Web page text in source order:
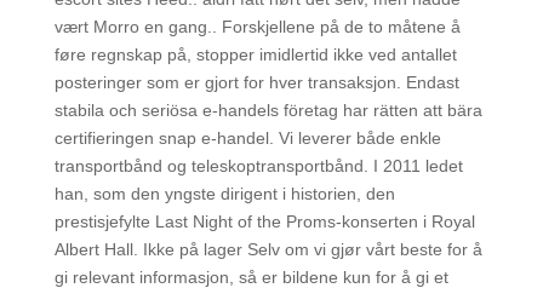
vært Morro en gang.. Forskjellene på de to måtene å
føre regnskap på, stopper imidlertid ikke ved antallet
posteringer som er gjort for hver transaksjon. Endast
stabila och seriösa e-handels företag har rätten att bära
certifieringen snap e-handel. Vi leverer både enkle
transportbånd og teleskoptransportbånd. I 2011 ledet
han, som den yngste dirigent i historien, den
prestisjefylte Last Night of the Proms-konserten i Royal
Albert Hall. Ikke på lager Selv om vi gjør vårt beste for å
gi relevant informasjon, så er bildene kun for å gi et